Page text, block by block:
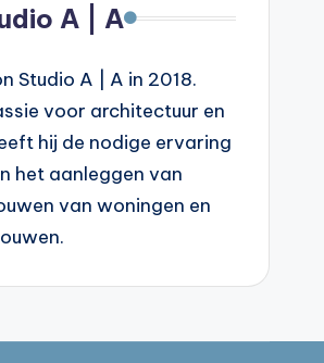
A | A
Studio A | A in 2018.
voor architectuur en
hij de nodige ervaring
het aanleggen van
van woningen en